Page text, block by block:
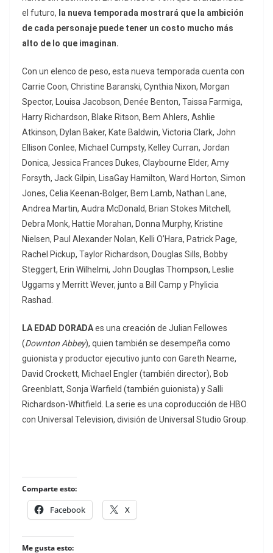
el futuro, la nueva temporada mostrará que la ambición
de cada personaje puede tener un costo mucho más
alto de lo que imaginan.
Con un elenco de peso, esta nueva temporada cuenta con
Carrie Coon, Christine Baranski, Cynthia Nixon, Morgan
Spector, Louisa Jacobson, Denée Benton, Taissa Farmiga,
Harry Richardson, Blake Ritson, Bem Ahlers, Ashlie
Atkinson, Dylan Baker, Kate Baldwin, Victoria Clark, John
Ellison Conlee, Michael Cumpsty, Kelley Curran, Jordan
Donica, Jessica Frances Dukes, Claybourne Elder, Amy
Forsyth, Jack Gilpin, LisaGay Hamilton, Ward Horton, Simon
Jones, Celia Keenan-Bolger, Bem Lamb, Nathan Lane,
Andrea Martin, Audra McDonald, Brian Stokes Mitchell,
Debra Monk, Hattie Morahan, Donna Murphy, Kristine
Nielsen, Paul Alexander Nolan, Kelli O’Hara, Patrick Page,
Rachel Pickup, Taylor Richardson, Douglas Sills, Bobby
Steggert, Erin Wilhelmi, John Douglas Thompson, Leslie
Uggams y Merritt Wever, junto a Bill Camp y Phylicia
Rashad.
LA EDAD DORADAes una creación de Julian Fellowes
(Downton Abbey), quien también se desempeña como
guionista y productor ejecutivo junto con Gareth Neame,
David Crockett, Michael Engler (también director), Bob
Greenblatt, Sonja Warfield (también guionista) y Salli
Richardson-Whitfield. La serie es una coproducción de HBO
con Universal Television, división de Universal Studio Group.
Comparte esto:
Facebook X
Me gusta esto: